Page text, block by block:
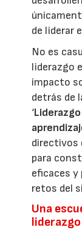
de liderar
No es
liderazgo
impacto
detrás de
‘
directivos
para
eficaces y
retos del
Una